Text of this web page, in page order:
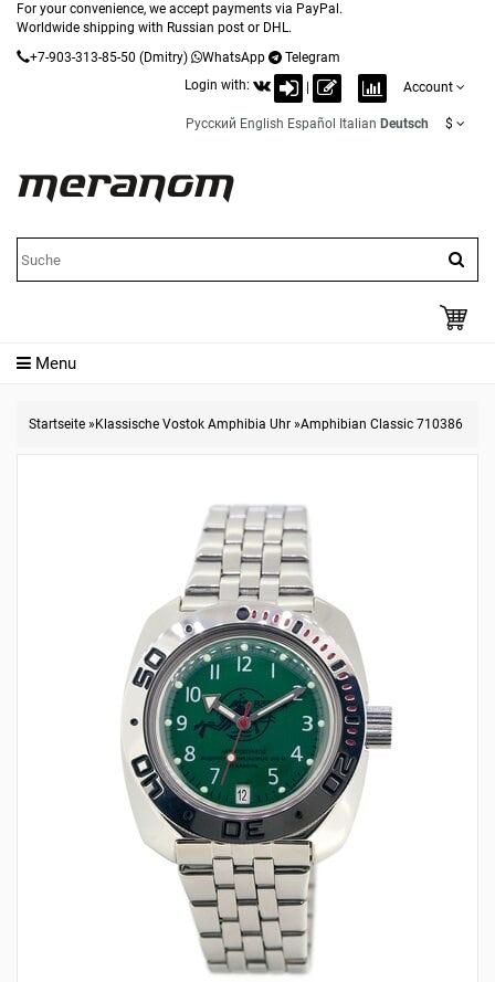
For your convenience, we accept payments via PayPal.
Worldwide shipping with Russian post or DHL.
+7-903-313-85-50 (Dmitry) WhatsApp
Telegram
Login with:
Account
Русский English Español Italian Deutsch $
Menu
Startseite » Klassische Vostok Amphibia Uhr »Amphibian Classic 710386